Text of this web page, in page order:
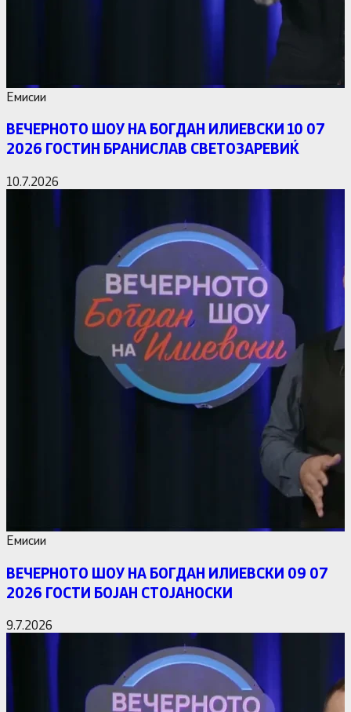
Емисии
ВЕЧЕРНОТО ШОУ НА БОГДАН ИЛИЕВСКИ 10 07
2026 ГОСТИН БРАНИСЛАВ СВЕТОЗАРЕВИЌ
10.7.2026
Емисии
ВЕЧЕРНОТО ШОУ НА БОГДАН ИЛИЕВСКИ 09 07
2026 ГОСТИ БОЈАН СТОЈАНОСКИ
9.7.2026